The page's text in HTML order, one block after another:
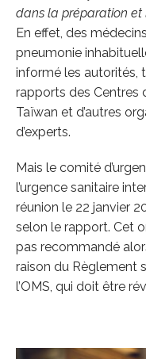
dans la préparation et
En effet, des
pneumonie
informé les autorités,
rapports des Centres
Taïwan et d’autres
d’experts.
Mais le comité
l’urgence sanitaire
réunion le 22 janvier
selon le rapport. Cet
pas recommandé
raison du Règlement
l’OMS, qui doit être